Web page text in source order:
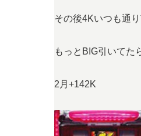
その後4Kいつも通
もっとBIG引いて
2月+142K